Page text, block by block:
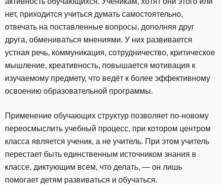
нет, приходится учиться думать самостоятельно,
отвечать на поставленные вопросы, дополняя друг
друга, обмениваться мнениями. У них развивается
устная речь, коммуникация, сотрудничество, критическое
мышление, креативность, повышается мотивация к
изучаемому предмету, что ведёт к более эффективному
освоению образовательной программы.
Применение обучающих структур позволяет по-новому
переосмыслить учебный процесс, при котором центром
класса является ученик, а не учитель. При этом учитель
перестает быть единственным источником знания в
классе, диктующим всем, что делать, — он лишь
помогает детям развиваться и обучаться.